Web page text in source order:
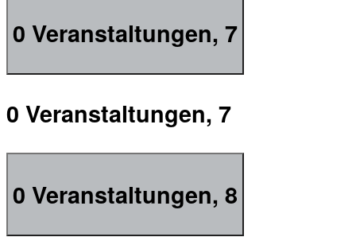
0 Veranstaltungen, 7
0 Veranstaltungen, 7
0 Veranstaltungen, 8